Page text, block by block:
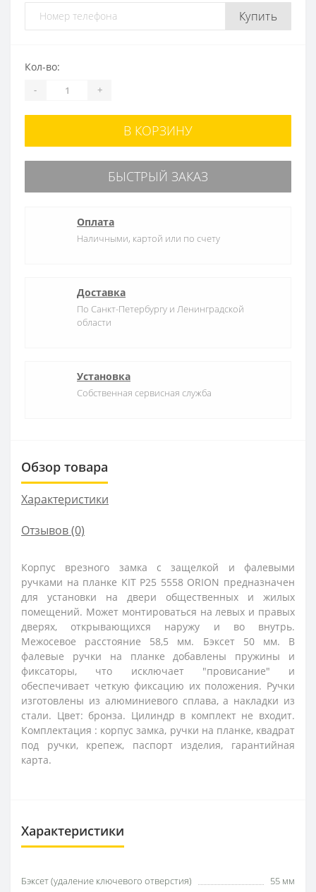
Купить
Кол-во:
- +
В КОРЗИНУ
БЫСТРЫЙ ЗАКАЗ
Оплата
Наличными, картой или по счету
Доставка
По Санкт-Петербургу и Ленинградской
области
Установка
Собственная сервисная служба
Обзор товара
Характеристики
Отзывов (0)
Корпус врезного замка с защелкой и фалевыми
ручками на планке KIT P25 5558 ORION предназначен
для установки на двери общественных и жилых
помещений. Может монтироваться на левых и правых
дверях, открывающихся наружу и во внутрь.
Межосевое расстояние 58,5 мм. Бэксет 50 мм. В
фалевые ручки на планке добавлены пружины и
фиксаторы, что исключает "провисание" и
обеспечивает четкую фиксацию их положения. Ручки
изготовлены из алюминиевого сплава, а накладки из
стали. Цвет: бронза. Цилиндр в комплект не входит.
Комплектация : корпус замка, ручки на планке, квадрат
под ручки, крепеж, паспорт изделия, гарантийная
карта.
Характеристики
Бэксет (удаление ключевого отверстия)
55 мм